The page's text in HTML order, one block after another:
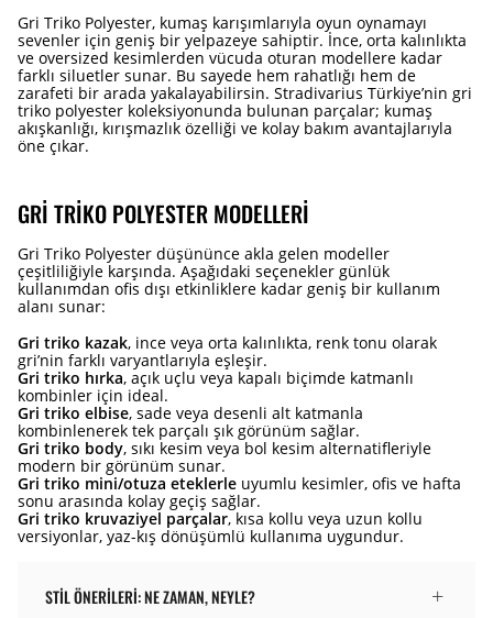
Gri Triko Polyester, kumaş karışımlarıyla oyun oynamayı
sevenler için geniş bir yelpazeye sahiptir. İnce, orta kalınlıkta
ve oversized kesimlerden vücuda oturan modellere kadar
farklı siluetler sunar. Bu sayede hem rahatlığı hem de
zarafeti bir arada yakalayabilirsin. Stradivarius Türkiye’nin gri
triko polyester koleksiyonunda bulunan parçalar; kumaş
akışkanlığı, kırışmazlık özelliği ve kolay bakım avantajlarıyla
öne çıkar.
GRI TRIKO POLYESTER MODELLERI
Gri Triko Polyester düşününce akla gelen modeller
çeşitliliğiyle karşında. Aşağıdaki seçenekler günlük
kullanımdan ofis dışı etkinliklere kadar geniş bir kullanım
alanı sunar:
Gri triko kazak, ince veya orta kalınlıkta, renk tonu olarak
gri’nin farklı varyantlarıyla eşleşir.
Gri triko hırka, açık uçlu veya kapalı biçimde katmanlı
kombinler için ideal.
Gri triko elbise, sade veya desenli alt katmanla
kombinlenerek tek parçalı şık görünüm sağlar.
Gri triko body, sıkı kesim veya bol kesim alternatifleriyle
modern bir görünüm sunar.
Gri triko mini/otuza eteklerle uyumlu kesimler, ofis ve hafta
sonu arasında kolay geçiş sağlar.
Gri triko kruvaziyel parçalar, kısa kollu veya uzun kollu
versiyonlar, yaz-kış dönüşümlü kullanıma uygundur.
STIL ÖNERILERI: NE ZAMAN, NEYLE?